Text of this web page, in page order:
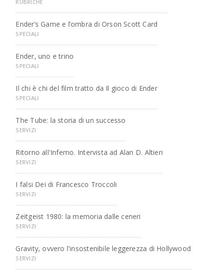
RUBRICHE
Ender’s Game e l’ombra di Orson Scott Card
SPECIALI
Ender, uno e trino
SPECIALI
Il chi è chi del film tratto da Il gioco di Ender
SPECIALI
The Tube: la storia di un successo
SERVIZI
Ritorno all'Inferno. Intervista ad Alan D. Altieri
SERVIZI
I falsi Dei di Francesco Troccoli
SERVIZI
Zeitgeist 1980: la memoria dalle ceneri
SERVIZI
Gravity, ovvero l'insostenibile leggerezza di Hollywood
SERVIZI